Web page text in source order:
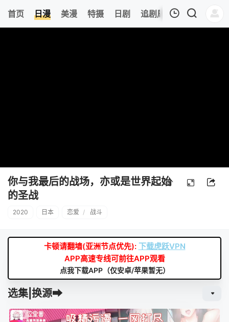
首页 日漫 美漫 特摄 日剧 追剧周表 今日更新
你与我最后的战场，亦或是世界起始
的圣战
2020 日本 恋爱 / 战斗
卡顿请翻墙(亚洲节点优先): 下载虎跃VPN
APP高速专线可前往APP观看
点我下载APP（仅安卓/苹果暂无）
选集|换源➡